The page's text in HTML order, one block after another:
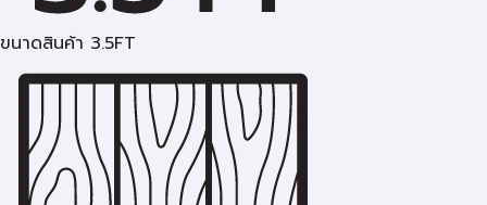
ขนาดสินค้า 3.5FT